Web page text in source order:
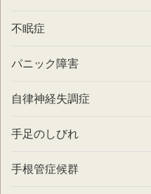
不眠症
パニック障害
自律神経失調症
手足のしびれ
手根管症候群